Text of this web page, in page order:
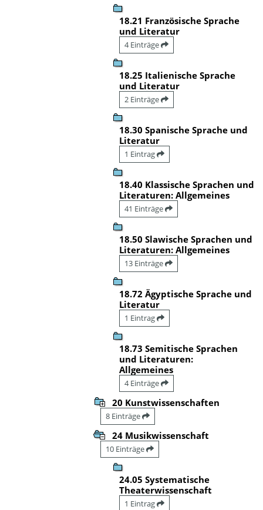
18.21 Französische Sprache
und Literatur
4 Einträge
18.25 Italienische Sprache
und Literatur
2 Einträge
18.30 Spanische Sprache und
Literatur
1 Eintrag
18.40 Klassische Sprachen und
Literaturen: Allgemeines
41 Einträge
18.50 Slawische Sprachen und
Literaturen: Allgemeines
13 Einträge
18.72 Ägyptische Sprache und
Literatur
1 Eintrag
18.73 Semitische Sprachen
und Literaturen:
Allgemeines
4 Einträge
20 Kunstwissenschaften
8 Einträge
24 Musikwissenschaft
10 Einträge
24.05 Systematische
Theaterwissenschaft
1 Eintrag